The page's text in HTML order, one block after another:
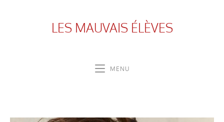
LES MAUVAIS ÉLÈVES
MENU